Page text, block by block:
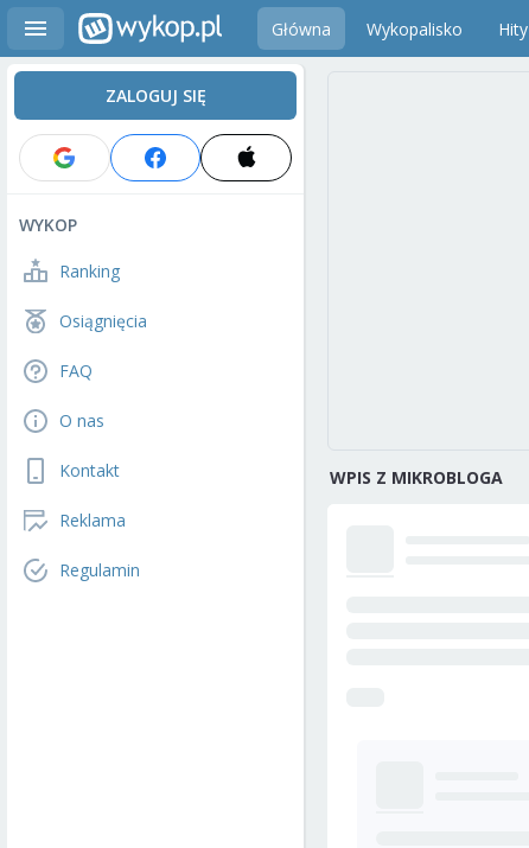
Główna Wykopalisko Hity
ZALOGUJ SIĘ
WYKOP
Ranking
Osiągnięcia
FAQ
O nas
Kontakt
Reklama
Regulamin
WPIS Z MIKROBLOGA